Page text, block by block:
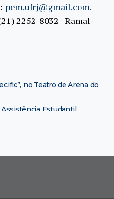
pem.ufrj@gmail.com.
2252-8032 - Ramal
no Teatro de Arena do
Estudantil